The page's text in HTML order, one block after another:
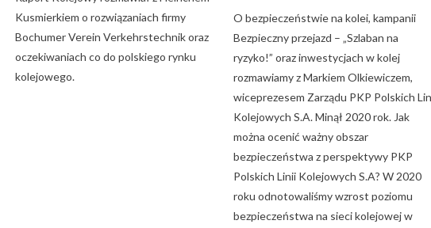
Kusmierkiem o rozwiązaniach firmy
Bochumer Verein Verkehrstechnik oraz
oczekiwaniach co do polskiego rynku
kolejowego.
O bezpieczeństwie na kolei, kampanii
Bezpieczny przejazd – „Szlaban na
ryzyko!” oraz inwestycjach w kolej
rozmawiamy z Markiem Olkiewiczem,
wiceprezesem Zarządu PKP Polskich
Kolejowych S.A. Minął 2020 rok. Jak
można ocenić ważny obszar
bezpieczeństwa z perspektywy PKP
Polskich Linii Kolejowych S.A? W 2020
roku odnotowaliśmy wzrost poziomu
bezpieczeństwa na sieci kolejowej w